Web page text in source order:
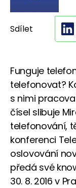
Sdílet
Funguje
telefonovat?
s nimi
čísel slibuje
telefonování,
konferenci
oslovování
předá své
30. 8. 2016 v